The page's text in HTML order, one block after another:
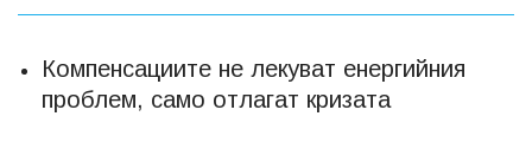
Компенсациите не лекуват енергийния
проблем, само отлагат кризата